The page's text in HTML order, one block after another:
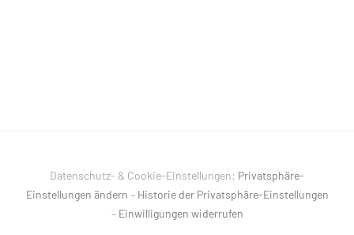
Datenschutz- & Cookie-Einstellungen: Privatsphäre-
Einstellungen ändern – Historie der Privatsphäre-Einstellungen
– Einwilligungen widerrufen